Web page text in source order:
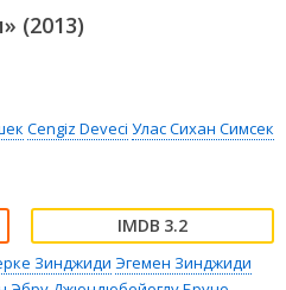
(2013)
Cengiz Deveci Улас Сихан Симсек
3.2
Зинджиди Эгемен Зинджиди